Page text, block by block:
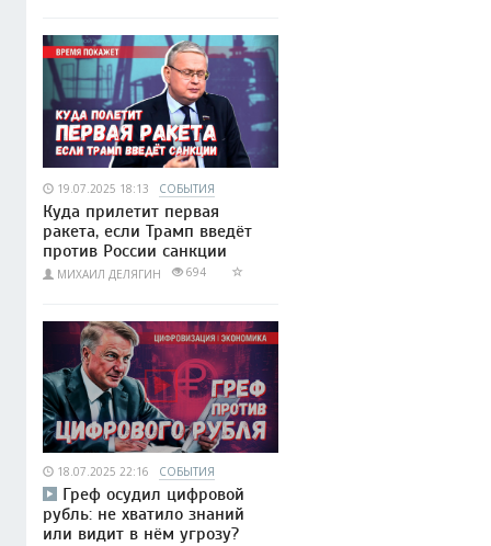
19.07.2025 18:13 СОБЫТИЯ
Куда прилетит первая
ракета, если Трамп введёт
против России санкции
МИХАИЛ ДЕЛЯГИН 694
18.07.2025 22:16 СОБЫТИЯ
Греф осудил цифровой
рубль: не хватило знаний
или видит в нём угрозу?